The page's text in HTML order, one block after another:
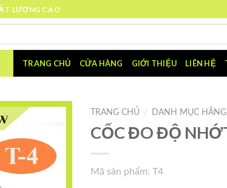
LƯỢNG CAO
TRANG CHỦ CỬA HÀNG GIỚI THIỆU LIÊN HỆ
TRANG CHỦ / DANH MỤC HÃNG
CỐC ĐO ĐỘ
Mã sản phẩm: T4